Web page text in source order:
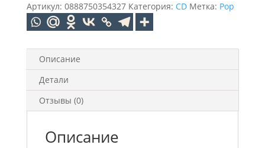
Артикул: 0888750354327 Категория: CD Метка: Pop
Описание
Детали
Отзывы (0)
Описание